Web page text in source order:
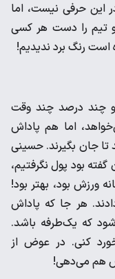
این حرفی نیست‌، اما
و تیم را دست هر کسی
است رنگ برد ندیدیم!
و چند درصد چند وقت
اما هم پاداش
تا جان بگیرند. حسینی
بود پول نگرفتیم،
ورزش بود، بهتر بود!
هر جا که پاداش
که یک‌طرفه باشد.
کنی. در عوض از
هم می‌دهی!